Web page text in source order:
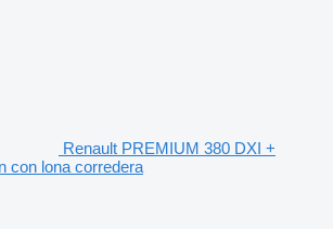
Renault PREMIUM 380 DXI +
con lona corredera